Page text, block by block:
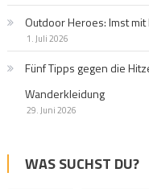
Outdoor Heroes: Imst
1. Juli 2026
Fünf Tipps gegen die
Wanderkleidung
29. Juni 2026
WAS SUCHST DU?